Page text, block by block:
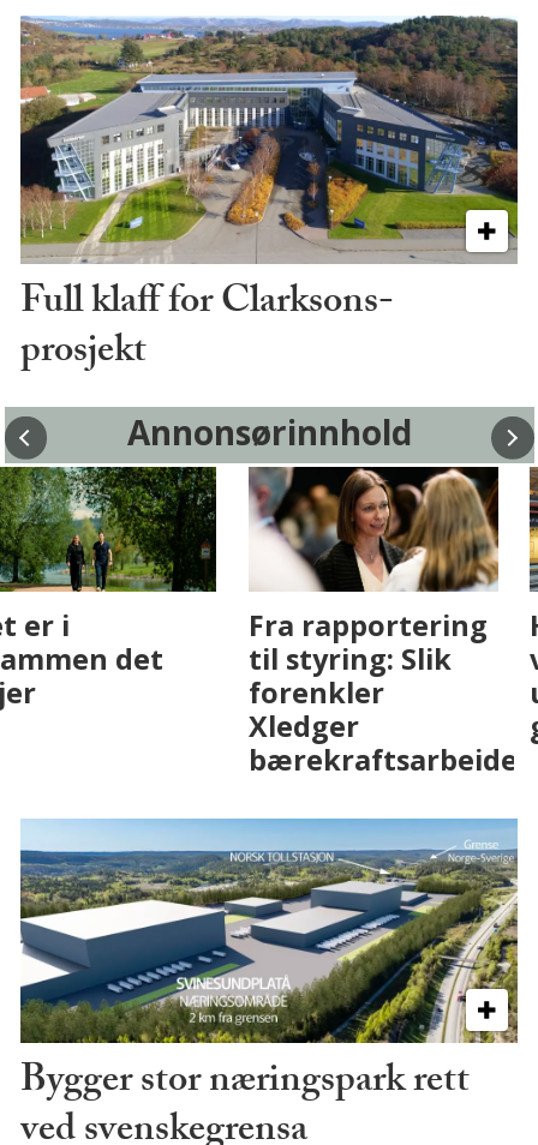
Full klaff for Clarksons-
prosjekt
Annonsørinnhold
Fenistra endrer
eiendomsbransjen
med AI. Slik ser vi
Det er i
Drammen det
skjer
Bygger stor næringspark rett